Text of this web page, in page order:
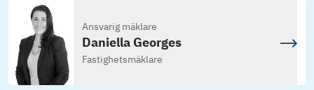
Ansvarig mäklare
Daniella Georges
Fastighetsmäklare